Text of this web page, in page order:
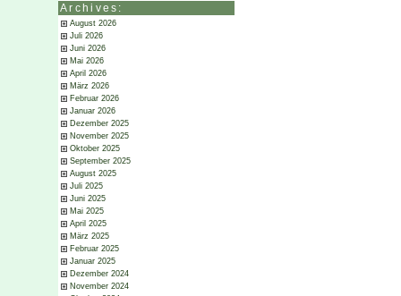
Archives:
August 2026
Juli 2026
Juni 2026
Mai 2026
April 2026
März 2026
Februar 2026
Januar 2026
Dezember 2025
November 2025
Oktober 2025
September 2025
August 2025
Juli 2025
Juni 2025
Mai 2025
April 2025
März 2025
Februar 2025
Januar 2025
Dezember 2024
November 2024